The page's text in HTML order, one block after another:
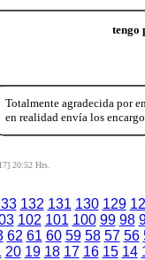
tengo
Totalmente agradecida por
en realidad envía los
20:52 Hrs.
132 131 130 129
102 101 100 99 98
62 61 60 59 58 57 56
20 19 18 17 16 15 14